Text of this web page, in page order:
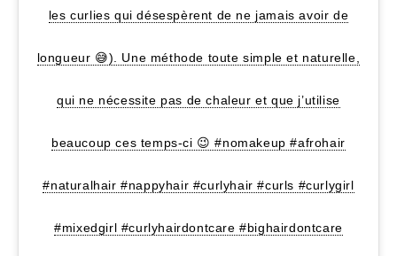
les curlies qui désespèrent de ne jamais avoir de
longueur 😅). Une méthode toute simple et naturelle,
qui ne nécessite pas de chaleur et que j’utilise
beaucoup ces temps-ci 😉 #nomakeup #afrohair
#naturalhair #nappyhair #curlyhair #curls #curlygirl
#mixedgirl #curlyhairdontcare #bighairdontcare